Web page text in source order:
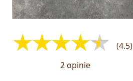
(4.5)
2 opinie